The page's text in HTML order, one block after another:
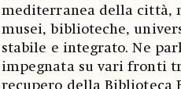
mediterranea della città,
musei, biblioteche,
stabile e integrato. Ne
impegnata su vari fronti
recupero della Biblioteca